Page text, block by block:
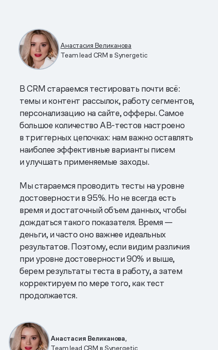
Анастасия Великанова
Team lead CRM в Synergetic
В CRM стараемся тестировать почти всё:
темы и контент рассылок, работу сегментов,
персонализацию на сайте, офферы. Самое
большое количество AB-тестов настроено
в триггерных цепочках: нам важно оставлять
наиболее эффективные варианты писем
и улучшать применяемые заходы.
Мы стараемся проводить тесты на уровне
достоверности в 95%. Но не всегда есть
время и достаточный объем данных, чтобы
дождаться такого показателя. Время —
деньги, и часто оно важнее идеальных
результатов. Поэтому, если видим различия
при уровне достоверности 90% и выше,
берем результаты теста в работу, а затем
корректируем по мере того, как тест
продолжается.
Анастасия Великанова,
Team lead CRM в Synergetic